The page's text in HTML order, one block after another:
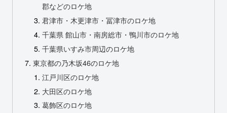
郡などのロケ地
君津市・木更津市・冨津市のロケ地
千葉県 館山市・南房総市・鴨川市のロケ地
千葉県いすみ市周辺のロケ地
東京都の乃木坂46のロケ地
江戸川区のロケ地
大田区のロケ地
葛飾区のロケ地